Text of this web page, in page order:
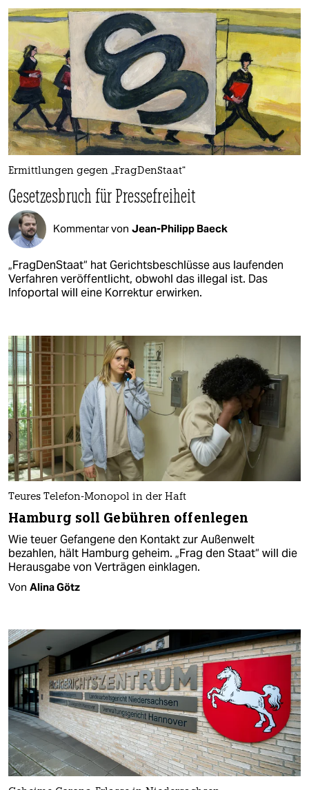
Ermittlungen gegen „FragDenStaat“
Gesetzesbruch für Pressefreiheit
Kommentar von Jean-Philipp Baeck
„FragDenStaat“ hat Gerichtsbeschlüsse aus laufenden
Verfahren veröffentlicht, obwohl das illegal ist. Das
Infoportal will eine Korrektur erwirken.
Teures Telefon-Monopol in der Haft
Hamburg soll Gebühren offenlegen
Wie teuer Gefangene den Kontakt zur Außenwelt
bezahlen, hält Hamburg geheim. „Frag den Staat“ will die
Herausgabe von Verträgen einklagen.
Von Alina Götz